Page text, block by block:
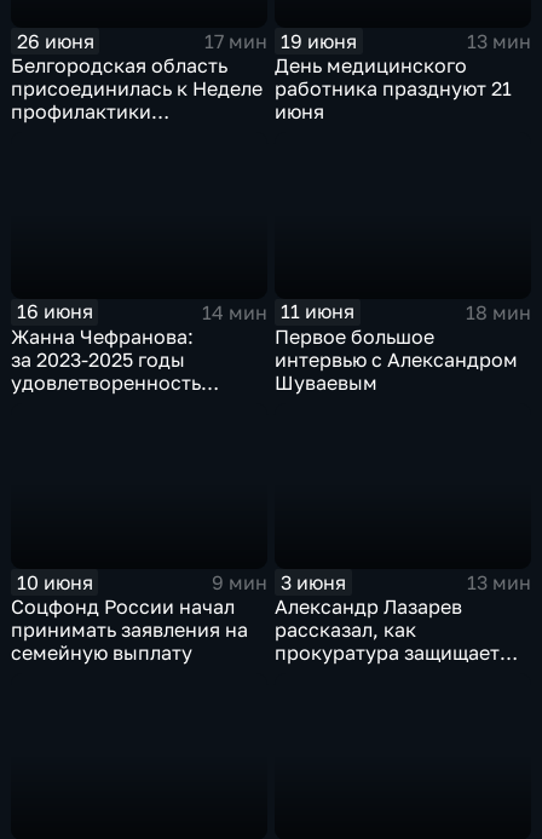
26 июня
17 мин
Белгородская область
присоединилась к Неделе
профилактики
19 июня
13 мин
День медицинского
работника празднуют 21
июня
16 июня
14 мин
Жанна Чефранова:
за 2023-2025 годы
удовлетворенность
11 июня
18 мин
Первое большое
интервью с Александром
Шуваевым
10 июня
9 мин
Соцфонд России начал
принимать заявления на
семейную выплату
3 июня
13 мин
Александр Лазарев
рассказал, как
прокуратура защищает